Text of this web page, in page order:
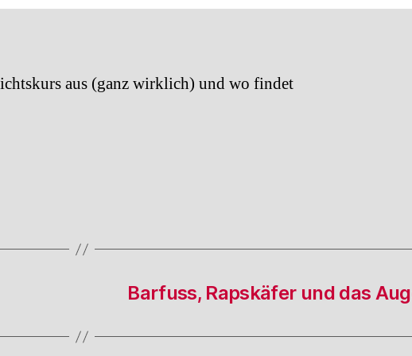
Beispiel
aus (ganz wirklich) und wo findet
Barfuss, Rapskäfer und das